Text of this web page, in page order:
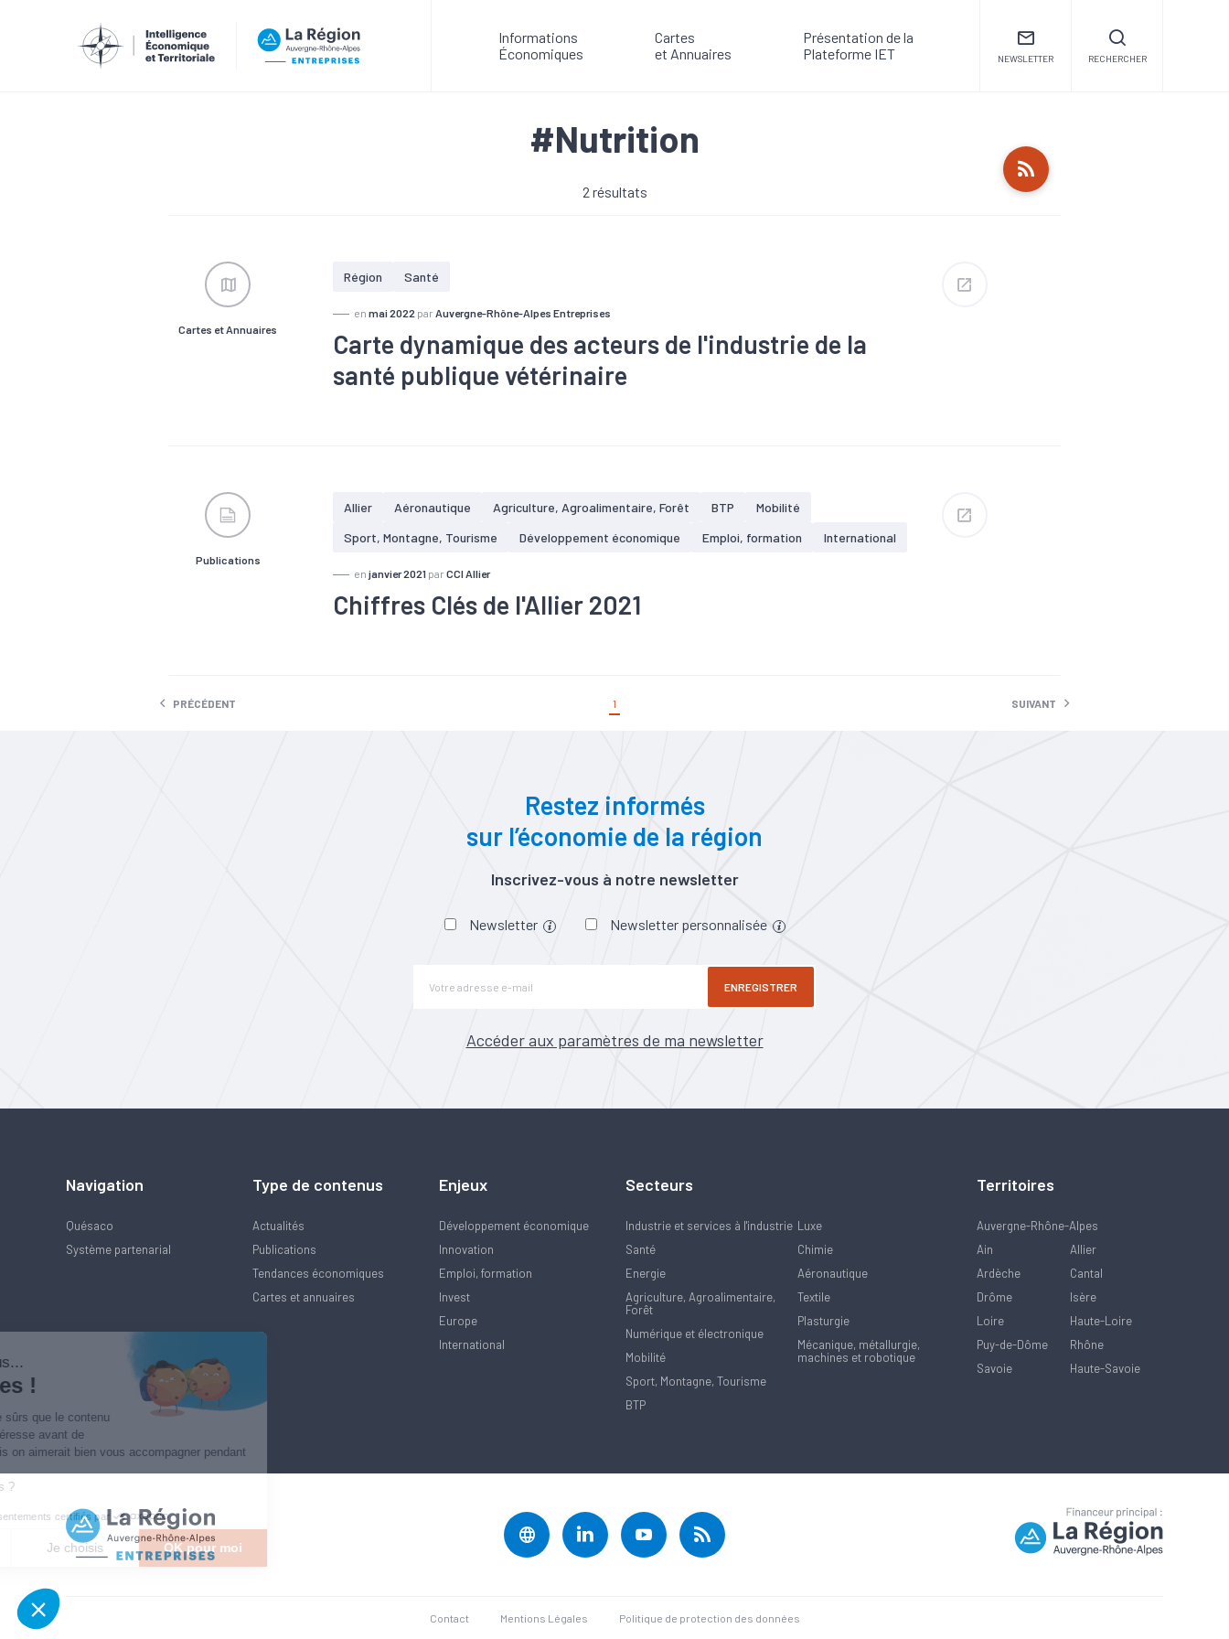
Informations
Économiques
Cartes
et Annuaires
Présentation de la
Plateforme IET
NEWSLETTER RECHERCHER
#Nutrition
2 résultats
Cartes et Annuaires
Région Santé
en mai 2022 par Auvergne-Rhône-Alpes Entreprises
Carte dynamique des acteurs de l'industrie de la
santé publique vétérinaire
Publications
Allier Aéronautique Agriculture, Agroalimentaire, Forêt BTP
Mobilité
Sport, Montagne, Tourisme
Développement économique Emploi, formation International
en janvier 2021 par CCI Allier
Chiffres Clés de l'Allier 2021
#Services
15,6 % des emplois du département dans l'industrie en 2018
PRÉCÉDENT 1 SUIVANT
Restez informés
sur l’économie de la région
Inscrivez-vous à notre newsletter
Newsletter Newsletter personnalisée
ENREGISTRER
Accéder aux paramètres de ma newsletter
Navigation
Quésaco
Système partenarial
Type de contenus
Actualités
Publications
Tendances économiques
Cartes et annuaires
Enjeux
Développement économique
Innovation
Emploi, formation
Invest
Europe
International
Secteurs
Industrie et services à l'industrie
Santé
Energie
Agriculture, Agroalimentaire,
Forêt
Numérique et électronique
Mobilité
Sport, Montagne, Tourisme
BTP
Luxe
Chimie
Aéronautique
Textile
Plasturgie
Mécanique, métallurgie,
machines et robotique
Territoires
Auvergne-Rhône-Alpes
Ain
Allier
Ardèche
Cantal
Drôme
Isère
Loire
Haute-Loire
Puy-de-Dôme
Rhône
Savoie
Haute-Savoie
Contact Mentions Légales Politique de protection des données
Salut c'est nous...
les Cookies !
On a attendu d'être sûrs que le contenu
de ce site vous intéresse avant de
vous déranger, mais on aimerait bien vous accompagner pendant
Consentements certifiés par
Non merci Je choisis
Notre plateforme vous permet d'adapter et de gérer vos paramètres de confidentialité, en garantissant la conformité avec les réglementations. Personnalisez vos préférences pour contrôler la manière dont vos informations sont manipulées.